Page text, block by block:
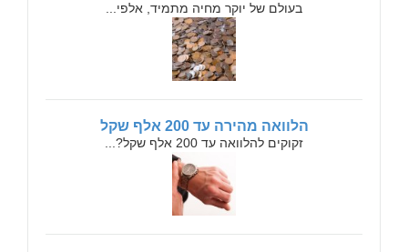
בעולם של יוקר מחיה מתמיד, אלפי...
הלוואה מהירה עד 200 אלף שקל
זקוקים להלוואה עד 200 אלף שקל?...